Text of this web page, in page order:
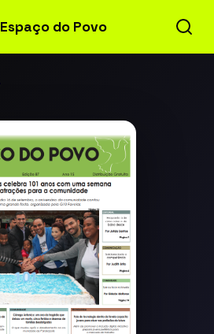
Espaço do Povo